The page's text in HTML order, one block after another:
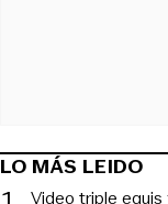
LO MÁS LEIDO
Video triple